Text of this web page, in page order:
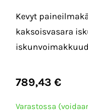
Kevyt
kaksoisvasara
789,43 €
Varastossa